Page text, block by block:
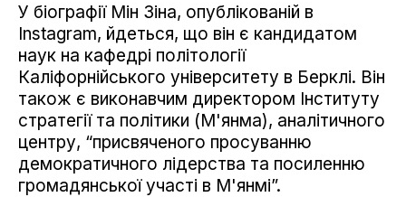
У біографії Мін Зіна, опублікованій в
Instagram, йдеться, що він є кандидатом
наук на кафедрі політології
Каліфорнійського університету в Берклі. Він
також є виконавчим директором Інституту
стратегії та політики (М'янма), аналітичного
центру, “присвяченого просуванню
демократичного лідерства та посиленню
громадянської участі в М'янмі”.